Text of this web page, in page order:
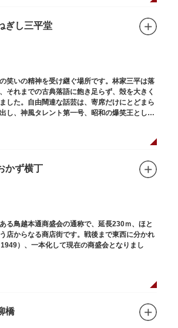
ぎし三平堂
笑いの精神を受け継ぐ場所です。林家三平は落
それまでの古典落語に飽き足らず、殻を大きく
した。自由闊達な話芸は、寄席だけにとどまら
し、神風タレント第一号、昭和の爆笑王とし
残っています。
かず横丁
る鳥越本通商盛会の通称で、延長230ｍ、ほと
店からなる商店街です。戦後まで東西に分かれ
）、一本化して現在の商盛会となりまし
橋